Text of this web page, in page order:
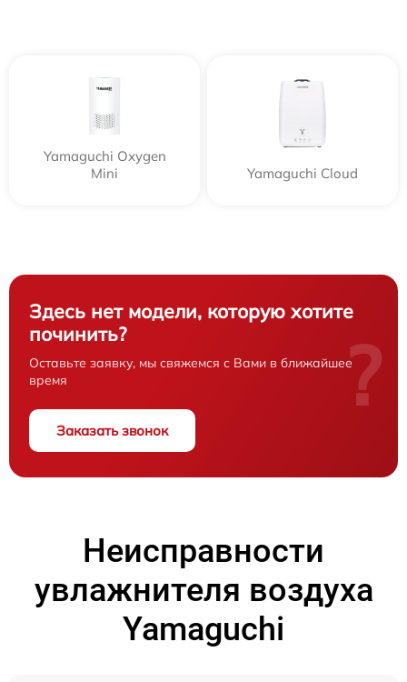
Yamaguchi Oxygen
Mini
Yamaguchi Cloud
Здесь нет модели, которую хотите
починить?
Оставьте заявку, мы свяжемся с Вами в ближайшее
время
Заказать звонок
?
Неисправности
увлажнителя воздуха
Yamaguchi